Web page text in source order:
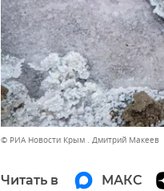
© РИА Новости Крым . Дмитрий Макеев
Читать в МАКС